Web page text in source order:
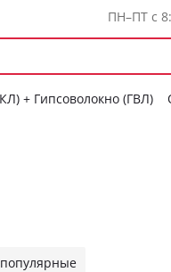
ПН–ПТ с
+ Гипсоволокно (ГВЛ)
популярные